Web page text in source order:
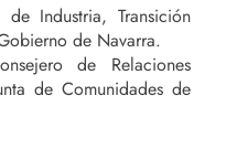
Industria, Transición
de Navarra.
de Relaciones
de Comunidades de